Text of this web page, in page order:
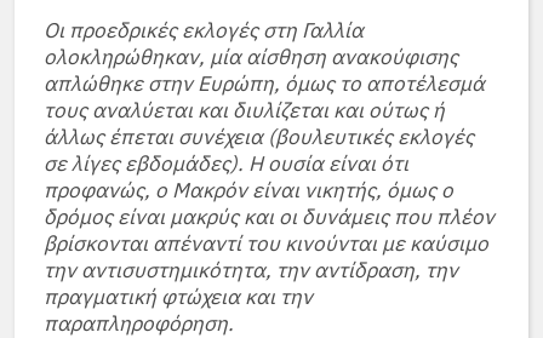
Οι προεδρικές εκλογές στη Γαλλία
ολοκληρώθηκαν, μία αίσθηση ανακούφισης
απλώθηκε στην Ευρώπη, όμως το αποτέλεσμά
τους αναλύεται και διυλίζεται και ούτως ή
άλλως έπεται συνέχεια (βουλευτικές εκλογές
σε λίγες εβδομάδες). Η ουσία είναι ότι
προφανώς, ο Μακρόν είναι νικητής, όμως ο
δρόμος είναι μακρύς και οι δυνάμεις που πλέον
βρίσκονται απέναντί του κινούνται με καύσιμο
την αντισυστημικότητα, την αντίδραση, την
πραγματική φτώχεια και την
παραπληροφόρηση.